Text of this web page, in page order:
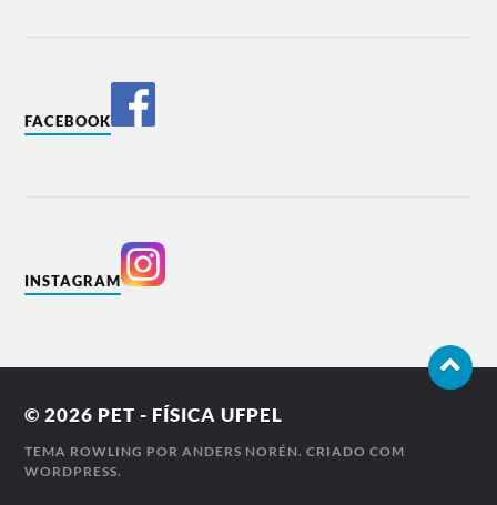
FACEBOOK
INSTAGRAM
© 2026 PET - FÍSICA UFPEL
TEMA ROWLING PORANDERS NORÉN. CRIADO COM
WORDPRESS.